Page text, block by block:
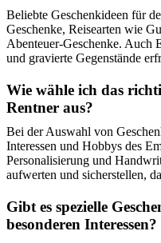
Beliebte Geschenkideen für
Geschenke, Reisearten wie
Abenteuer-Geschenke. Auch
und gravierte Gegenstände
Wie wähle ich das
Rentner aus?
Bei der Auswahl von
Interessen und Hobbys des
Personalisierung und
aufwerten und sicherstellen,
Gibt es spezielle
besonderen Interessen?